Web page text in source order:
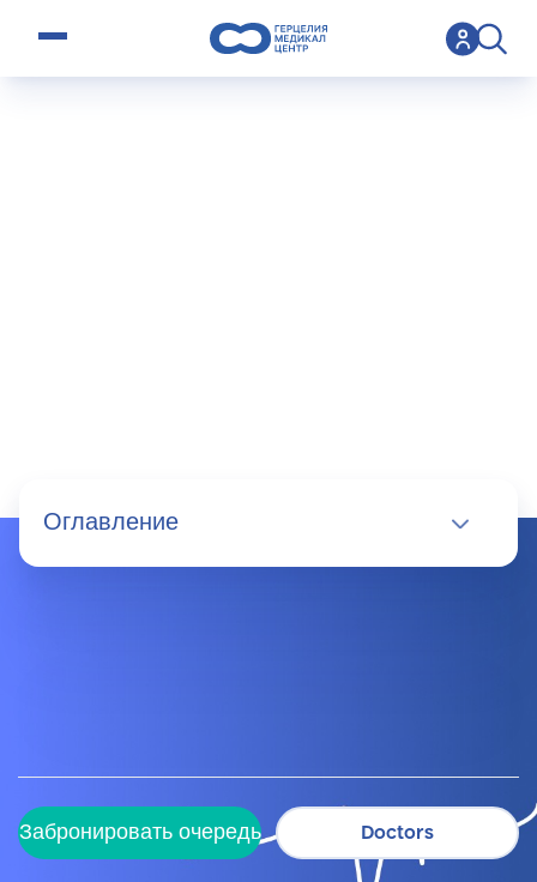
Оглавление
Забронировать очередь Doctors